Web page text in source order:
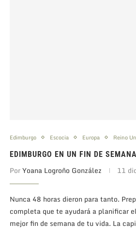
Edimburgo Escocia Europa Reino
EDIMBURGO EN UN FIN DE
PorYoana Logroño González 11
Nunca 48 horas dieron para tanto.
completa que te ayudará a planificar
mejor fin de semana de tu vida. La